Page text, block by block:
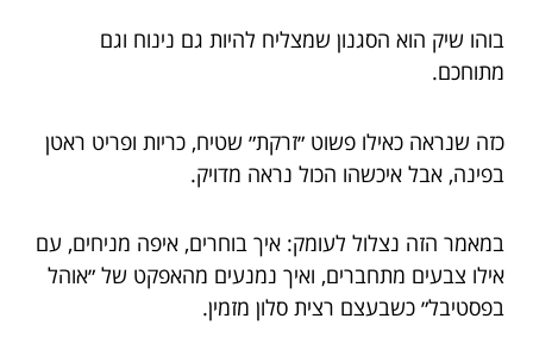
בוהו שיק הוא הסגנון שמצליח להיות גם נינוח וגם
מתוחכם.
כזה שנראה כאילו פשוט ״זרקת״ שטיח, כריות ופריט ראטן
בפינה, אבל איכשהו הכול נראה מדויק.
במאמר הזה נצלול לעומק: איך בוחרים, איפה מניחים, עם
אילו צבעים מתחברים, ואיך נמנעים מהאפקט של ״אוהל
בפסטיבל״ כשבעצם רצית סלון מזמין.